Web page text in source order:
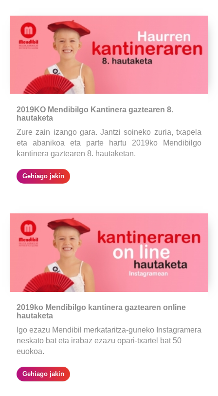
2019KO Mendibilgo Kantinera gaztearen 8.
hautaketa
Zure zain izango gara. Jantzi soineko zuria, txapela
eta abanikoa eta parte hartu 2019ko Mendibilgo
kantinera gaztearen 8. hautaketan.
Gehiago jakin
2019ko Mendibilgo kantinera gaztearen online
hautaketa
Igo ezazu Mendibil merkataritza-guneko Instagramera
neskato bat eta irabaz ezazu opari-txartel bat 50
euokoa.
Gehiago jakin